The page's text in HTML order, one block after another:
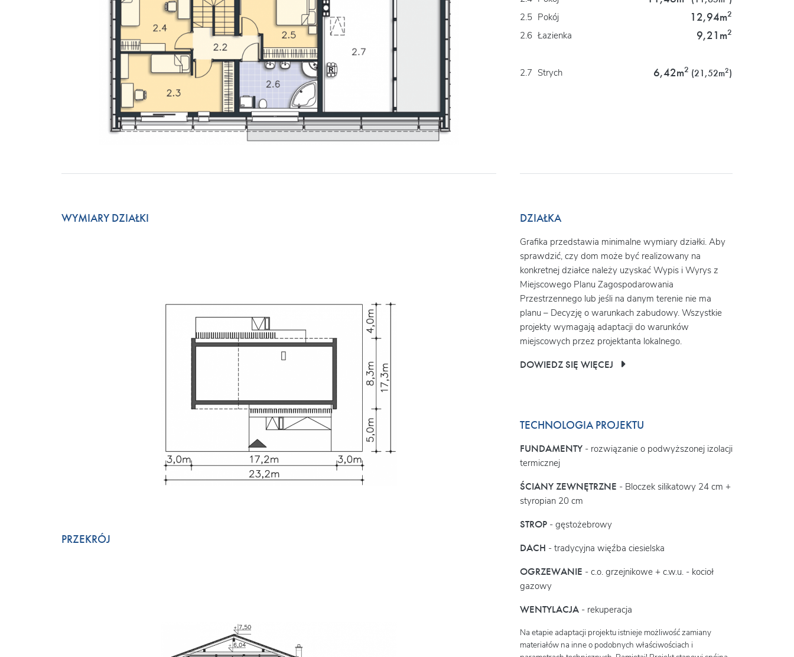
2.5 Pokój 12,94m2
2.6 Łazienka 9,21m2
2.7 Strych 6,42m2 (21,52m2)
WYMIARY DZIAŁKI
PRZEKRÓJ
DZIAŁKA
Grafika przedstawia minimalne wymiary działki. Aby
sprawdzić, czy dom może być realizowany na
konkretnej działce należy uzyskać Wypis i Wyrys z
Miejscowego Planu Zagospodarowania
Przestrzennego lub jeśli na danym terenie nie ma
planu – Decyzję o warunkach zabudowy. Wszystkie
projekty wymagają adaptacji do warunków
miejscowych przez projektanta lokalnego.
DOWIEDZ SIĘ WIĘCEJ
TECHNOLOGIA PROJEKTU
FUNDAMENTY - rozwiązanie o podwyższonej izolacji
termicznej
ŚCIANY ZEWNĘTRZNE - Bloczek silikatowy 24 cm +
styropian 20 cm
STROP - gęstożebrowy
DACH - tradycyjna więźba ciesielska
OGRZEWANIE - c.o. grzejnikowe + c.w.u. - kocioł
gazowy
WENTYLACJA - rekuperacja
Na etapie adaptacji projektu istnieje możliwość zamiany
materiałów na inne o podobnych właściwościach i